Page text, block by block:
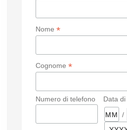
Nome*
Cognome*
Numero di telefono
Data
/